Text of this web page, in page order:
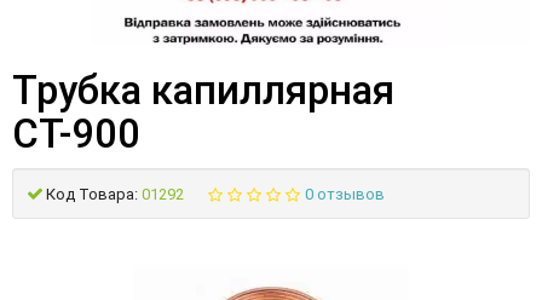
Трубка капиллярная
СТ-900
Код Товара: 01292 0 отзывов